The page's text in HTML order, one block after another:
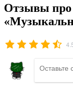
Отзывы про